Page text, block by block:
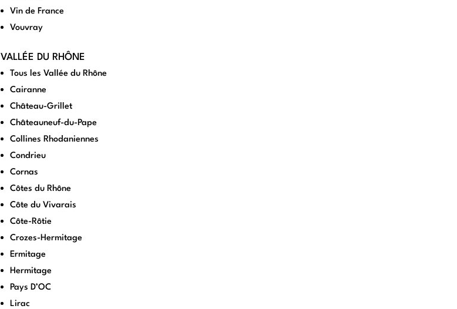
Vin de France
Vouvray
VALLÉE DU RHÔNE
Tous les Vallée du Rhône
Cairanne
Château-Grillet
Châteauneuf-du-Pape
Collines Rhodaniennes
Condrieu
Cornas
Côtes du Rhône
Côte du Vivarais
Côte-Rôtie
Crozes-Hermitage
Ermitage
Hermitage
Pays D’OC
Lirac